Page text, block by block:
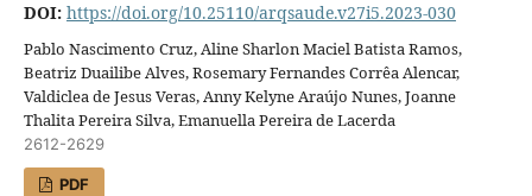
DOI: https://doi.org/10.25110/arqsaude.v27i5.2023-030
Pablo Nascimento Cruz, Aline Sharlon Maciel Batista Ramos,
Beatriz Duailibe Alves, Rosemary Fernandes Corrêa Alencar,
Valdiclea de Jesus Veras, Anny Kelyne Araújo Nunes, Joanne
Thalita Pereira Silva, Emanuella Pereira de Lacerda
2612-2629
PDF